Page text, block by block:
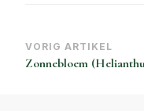
Bericht
navigatie
VORIG ARTIKEL
Zonnebloem